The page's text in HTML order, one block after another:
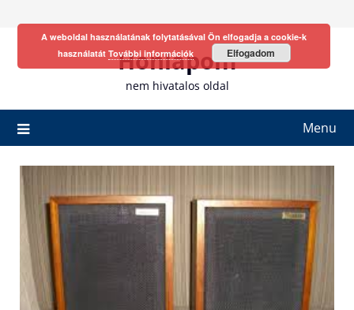
Honlapom
nem hivatalos oldal
Menu
A weboldal használatának folytatásával Ön elfogadja a cookie-k
használatát További információk Elfogadom